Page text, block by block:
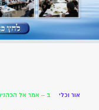
אור וכלי ב – אמר אל